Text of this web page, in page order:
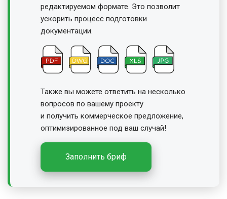
редактируемом формате. Это позволит
ускорить процесс подготовки
документации.
Также вы можете ответить на несколько
вопросов по вашему проекту
и получить коммерческое предложение,
оптимизированное под ваш случай!
Заполнить бриф